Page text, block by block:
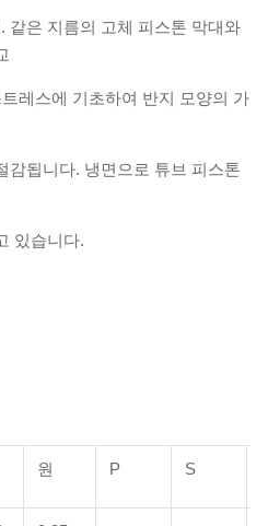
같은 지름의 고체 피스톤 막대와
레스에 기초하여 반지 모양의 가
감됩니다. 냉면으로 튜브 피스톤
있습니다.
원 P S